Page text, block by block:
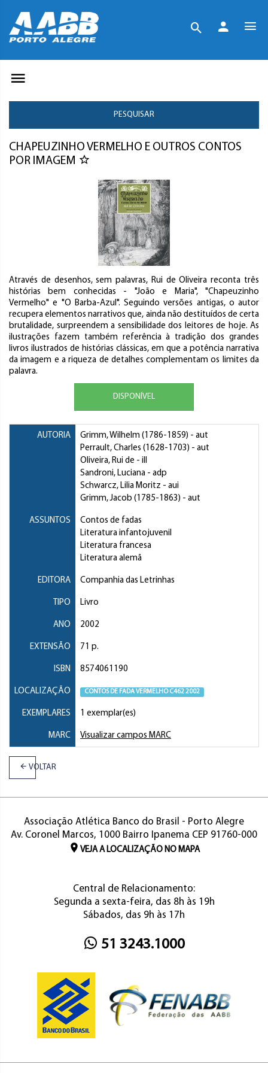
PESQUISAR
CHAPEUZINHO VERMELHO E OUTROS CONTOS
POR IMAGEM
Através de desenhos, sem palavras, Rui de Oliveira reconta três
histórias bem conhecidas - "João e Maria", "Chapeuzinho
Vermelho" e "O Barba-Azul". Seguindo versões antigas, o autor
recupera elementos narrativos que, ainda não destituídos de certa
brutalidade, surpreendem a sensibilidade dos leitores de hoje. As
ilustrações fazem também referência à tradição dos grandes
livros ilustrados de histórias clássicas, em que a potência narrativa
da imagem e a riqueza de detalhes complementam os limites da
palavra.
DISPONÍVEL
AUTORIA Grimm, Wilhelm (1786-1859) - aut
Perrault, Charles (1628-1703) - aut
Oliveira, Rui de - ill
Sandroni, Luciana - adp
Schwarcz, Lilia Moritz - aui
Grimm, Jacob (1785-1863) - aut
ASSUNTOS
Contos de fadas
Literatura infantojuvenil
Literatura francesa
Literatura alemã
EDITORA Companhia das Letrinhas
TIPO Livro
ANO 2002
EXTENSÃO 71 p.
ISBN 8574061190
LOCALIZAÇÃO CONTOS DE FADA VERMELHO C462 2002
EXEMPLARES 1 exemplar(es)
MARC Visualizar campos MARC
VOLTAR
Associação Atlética Banco do Brasil - Porto Alegre
Av. Coronel Marcos, 1000 Bairro Ipanema CEP 91760-000
VEJA A LOCALIZAÇÃO NO MAPA
Central de Relacionamento:
Segunda a sexta-feira, das 8h às 19h
Sábados, das 9h às 17h
51 3243.1000